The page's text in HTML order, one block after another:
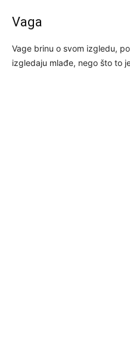
Vaga
Vage brinu o svom izgledu,
izgledaju mlađe, nego što to